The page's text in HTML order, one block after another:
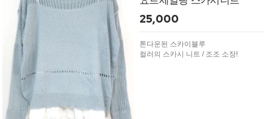
25,000
톤다운된 스카이블루
컬러의 스카시 니트 / 조조 소장!